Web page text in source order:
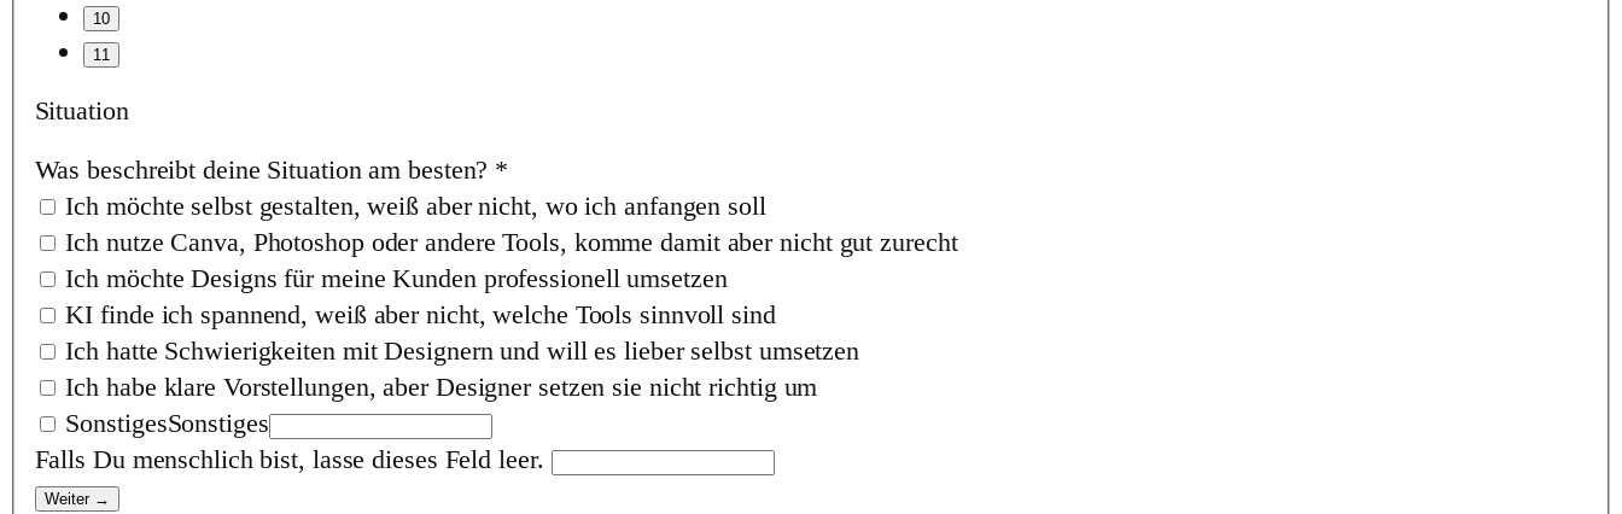
Situation
Was beschreibt deine Situation am besten? *
Ich möchte selbst gestalten, weiß aber nicht, wo ich anfangen soll
Ich nutze Canva, Photoshop oder andere Tools, komme damit aber nicht gut zurecht
Ich möchte Designs für meine Kunden professionell umsetzen
KI finde ich spannend, weiß aber nicht, welche Tools sinnvoll sind
Ich hatte Schwierigkeiten mit Designern und will es lieber selbst umsetzen
Ich habe klare Vorstellungen, aber Designer setzen sie nicht richtig um
SonstigesSonstiges
Falls Du menschlich bist, lasse dieses Feld leer.
Weiter →